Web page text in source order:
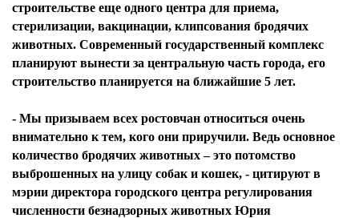
строительстве еще одного центра для приема,
стерилизации, вакцинации, клипсования бродячих
животных. Современный государственный комплекс
планируют вынести за центральную часть города, его
строительство планируется на ближайшие 5 лет.
- Мы призываем всех ростовчан относиться очень
внимательно к тем, кого они приручили. Ведь основное
количество бродячих животных – это потомство
выброшенных на улицу собак и кошек, - цитируют в
мэрии директора городского центра регулирования
численности безнадзорных животных Юрия